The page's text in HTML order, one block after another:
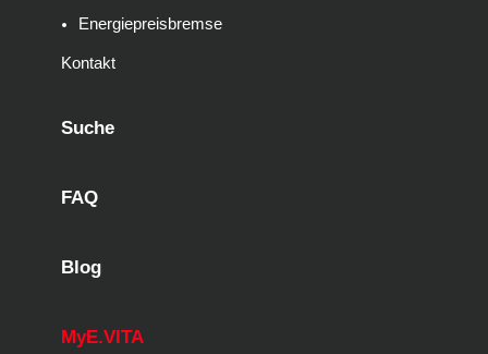
Energiepreisbremse
Kontakt
Suche
FAQ
Blog
MyE.VITA